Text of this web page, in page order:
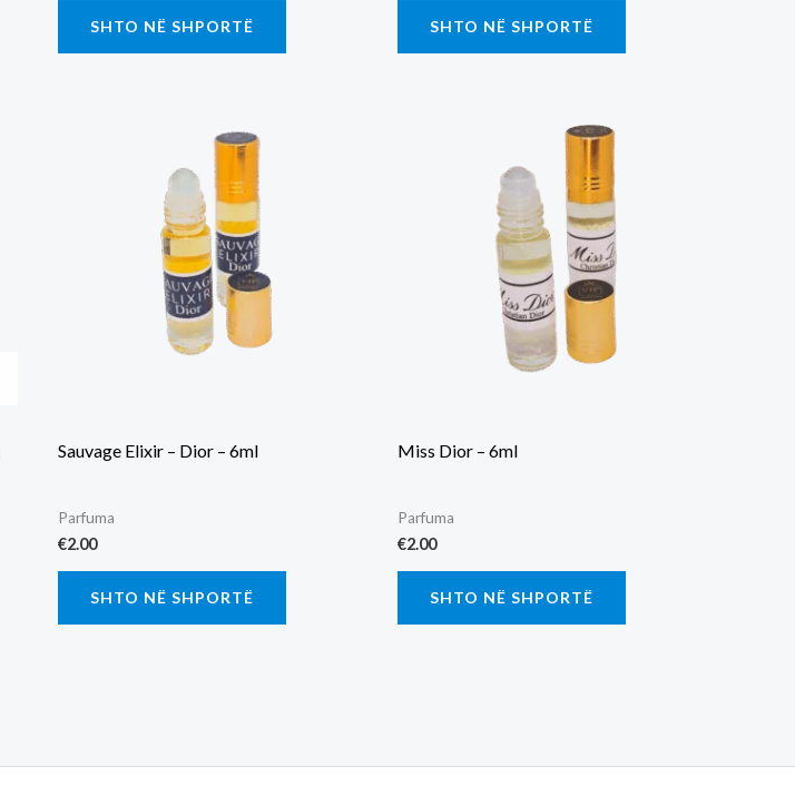
SHTO NË SHPORTË SHTO NË SHPORTË
Sauvage Elixir – Dior – 6ml
Parfuma
€2.00
SHTO NË SHPORTË
Miss Dior – 6ml
Parfuma
€2.00
SHTO NË SHPORTË